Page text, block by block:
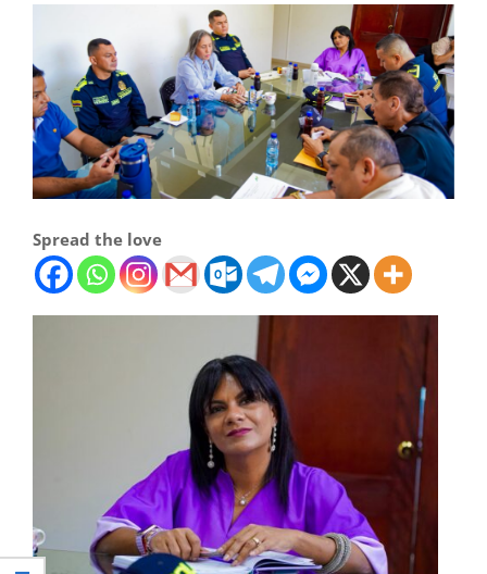
Spread the love